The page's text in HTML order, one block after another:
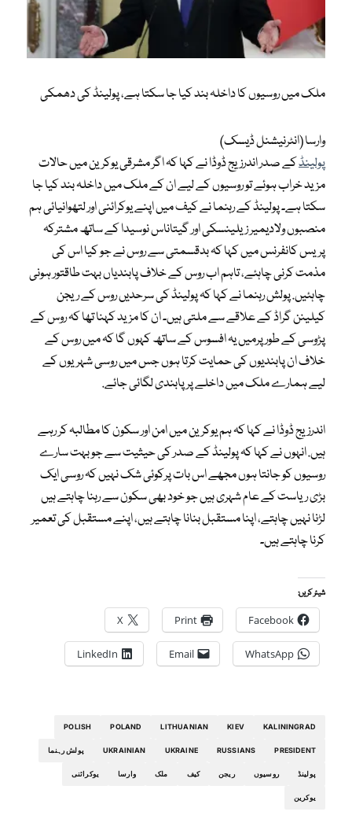
ملک میں روسیوں کا داخلہ بند کیا جا سکتا ہے، پولینڈ کی دھمکی
وارسا (انٹرنیشنل ڈیسک)
پولینڈکے صدر اندرزیج ڈوڈا نے کہا کہ اگر مشرقی یوکرین میں حالات
مزید خراب ہوئے تو روسیوں کے لیے ان کے ملک میں داخلہ بند کیا جا
سکتا ہے۔ پولینڈ کے رہنما نے کیف میں اپنے یوکرائنی اور لتھوانیائی ہم
منصبوں ولادیمیر زیلینسکی اور گیتاناس نوسیدا کے ساتھ مشترکہ
پریس کانفرنس میں کہا کہ بدقسمتی سے روس نے جو کیا اس کی
مذمت کرنی چاہئے، تاہم اب روس کے خلاف پابندیاں بہت طاقتور ہونی
چاہئیں. پولش رہنما نے کہا کہ پولینڈ کی سرحدیں روس کے ریجن
کیلینن گراڈ کے علاقے سے ملتی ہیں۔ ان کا مزید کہنا تھا کہ روس کے
پڑوسی کے طور پرمیں یہ افسوس کے ساتھ کہوں گا کہ میں روس کے
خلاف ان پابندیوں کی حمایت کرتا ہوں جس میں روسی شہریوں کے
لیے ہمارے ملک میں داخلے پر پابندی لگائی جائے.
اندرزیج ڈوڈا نے کہا کہ ہم یوکرین میں امن اور سکون کا مطالبہ کر رہے
ہیں. انہوں نے کہا کہ پولینڈ کے صدر کی حیثیت سے جو بہت سارے
روسیوں کو جانتا ہوں مجھے اس بات پرکوئی شک نہیں کہ روسی ایک
بڑی ریاست کے عام شہری ہیں جو خود بھی سکون سے رہنا چاہتے ہیں
لڑنا نہیں چاہتے، اپنا مستقبل بنانا چاہتے ہیں، اپنے مستقبل کی تعمیر
کرنا چاہتے ہیں۔
شیئر کریں:
Facebook
Print
X
WhatsApp
Email
LinkedIn
KALININGRAD
KIEV
LITHUANIAN
POLAND
POLISH
PRESIDENT
RUSSIANS
UKRAINE
UKRAINIAN پولش رہنما
پولینڈ روسیوں ریجن کیف ملک وارسا یوکرائنی
یوکرین